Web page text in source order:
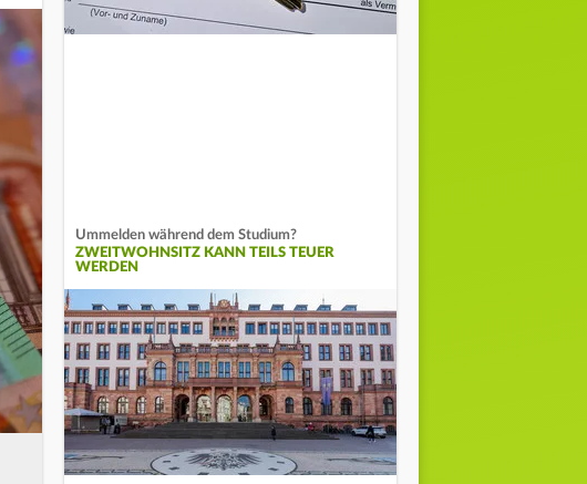
Ummelden während dem Studium?
ZWEITWOHNSITZ KANN TEILS TEUER
WERDEN